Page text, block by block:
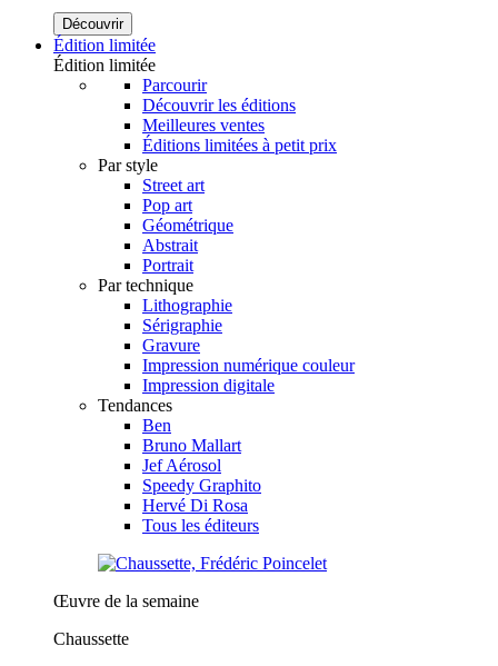
Découvrir
Édition limitée
Édition limitée
Parcourir
Découvrir les éditions
Meilleures ventes
Éditions limitées à petit prix
Par style
Street art
Pop art
Géométrique
Abstrait
Portrait
Par technique
Lithographie
Sérigraphie
Gravure
Impression numérique couleur
Impression digitale
Tendances
Ben
Bruno Mallart
Jef Aérosol
Speedy Graphito
Hervé Di Rosa
Tous les éditeurs
Œuvre de la semaine
Chaussette